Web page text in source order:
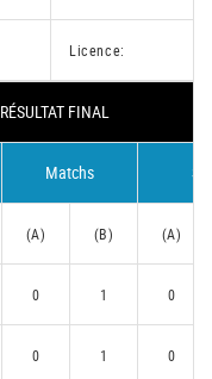
Licence:
RÉSULTAT FINAL
Matchs
(A) (B) (A)
0 1 0
0 1 0